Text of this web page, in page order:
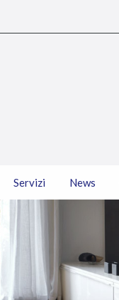
Servizi News